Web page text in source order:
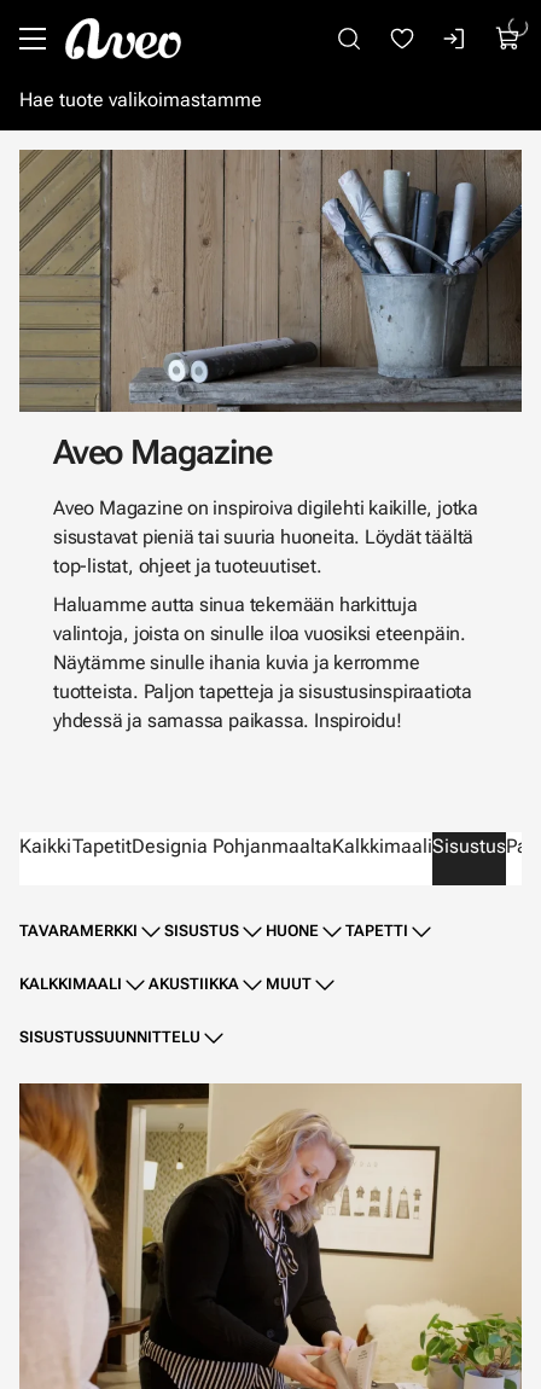
Aveo Magazine
Aveo Magazine on inspiroiva digilehti kaikille, jotka
sisustavat pieniä tai suuria huoneita. Löydät täältä
top-listat, ohjeet ja tuoteuutiset.
Haluamme autta sinua tekemään harkittuja
valintoja, joista on sinulle iloa vuosiksi eteenpäin.
Näytämme sinulle ihania kuvia ja kerromme
tuotteista. Paljon tapetteja ja sisustusinspiraatiota
yhdessä ja samassa paikassa. Inspiroidu!
KaikkiTapetitDesignia PohjanmaaltaKalkkimaaliSisustus
TAVARAMERKKI SISUSTUS HUONE TAPETTI
KALKKIMAALI AKUSTIIKKA MUUT
SISUSTUSSUUNNITTELU